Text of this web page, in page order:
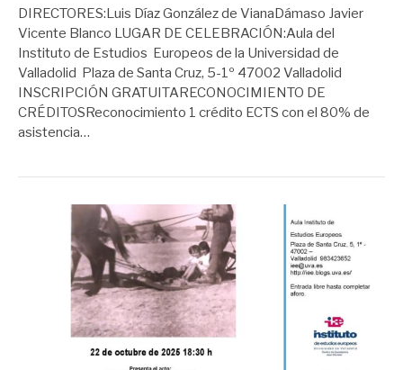
DIRECTORES:Luis Díaz González de VianaDámaso Javier
Vicente Blanco LUGAR DE CELEBRACIÓN:Aula del
Instituto de Estudios Europeos de la Universidad de
Valladolid Plaza de Santa Cruz, 5-1º 47002 Valladolid
INSCRIPCIÓN GRATUITARECONOCIMIENTO DE
CRÉDITOSReconocimiento 1 crédito ECTS con el 80% de
asistencia…